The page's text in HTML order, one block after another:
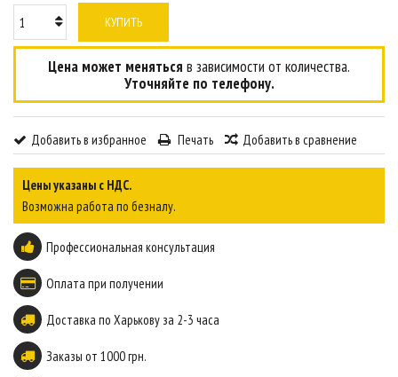
КУПИТЬ
Цена может меняться в зависимости от количества.
Уточняйте по телефону.
Добавить в избранное Печать Добавить в сравнение
Цены указаны с НДС.
Возможна работа по безналу.
Профессиональная консультация
Оплата при получении
Доставка по Харькову за 2-3 часа
Заказы от 1000 грн.